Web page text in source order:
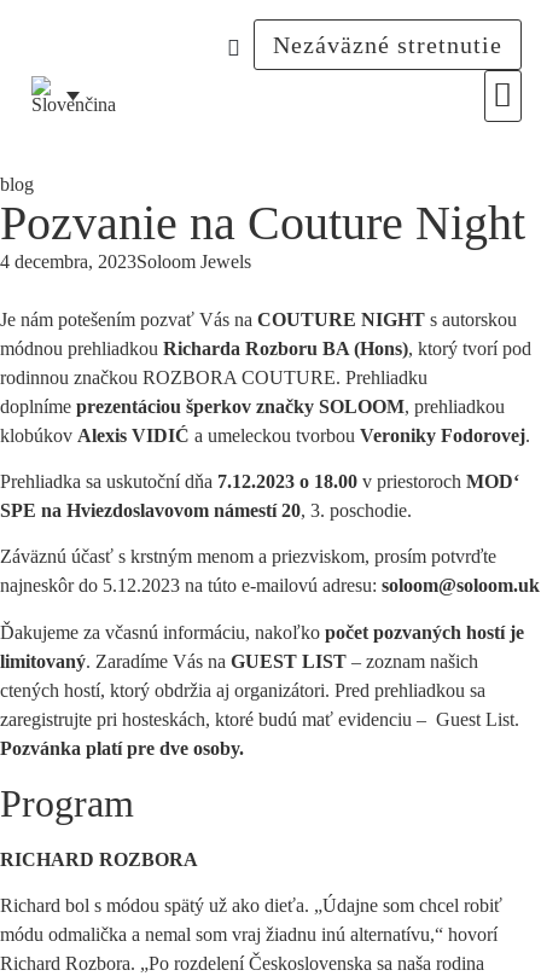
Nezáväzné stretnutie
blog
Pozvanie na Couture Night
4 decembra, 2023Soloom Jewels
Je nám potešením pozvať Vás na COUTURE NIGHT s autorskou
módnou prehliadkou Richarda Rozboru BA (Hons), ktorý tvorí pod
rodinnou značkou ROZBORA COUTURE. Prehliadku
doplníme prezentáciou šperkov značky SOLOOM, prehliadkou
klobúkov Alexis VIDIĆ a umeleckou tvorbou Veroniky Fodorovej.
Prehliadka sa uskutoční dňa 7.12.2023 o 18.00 v priestoroch MOD‘
SPE na Hviezdoslavovom námestí 20, 3. poschodie.
Záväznú účasť s krstným menom a priezviskom, prosím potvrďte
najneskôr do 5.12.2023 na túto e-mailovú adresu: soloom@soloom.uk
Ďakujeme za včasnú informáciu, nakoľko počet pozvaných hostí je
limitovaný. Zaradíme Vás na GUEST LIST – zoznam našich
ctených hostí, ktorý obdržia aj organizátori. Pred prehliadkou sa
zaregistrujte pri hosteskách, ktoré budú mať evidenciu – Guest List.
Pozvánka platí pre dve osoby.
Program
RICHARD ROZBORA
Richard bol s módou spätý už ako dieťa. „Údajne som chcel robiť
módu odmalička a nemal som vraj žiadnu inú alternatívu,“ hovorí
Richard Rozbora. „Po rozdelení Československa sa naša rodina